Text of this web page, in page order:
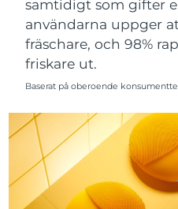
samtidigt som gifter
användarna uppger
fräschare, och 98%
friskare ut.
Baserat på oberoende
Slovakien
Slovenien
Sydkorea
Spanien